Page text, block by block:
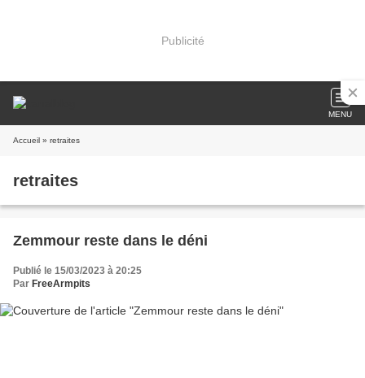
Publicité
MENU
Accueil » retraites
retraites
Zemmour reste dans le déni
Publié le 15/03/2023 à 20:25
Par FreeArmpits